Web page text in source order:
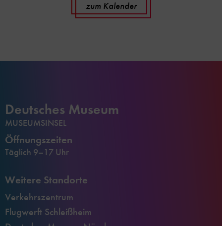
zum Kalender
Deutsches Museum
MUSEUMSINSEL
Öffnungszeiten
Täglich 9–17 Uhr
Weitere Standorte
Verkehrszentrum
Flugwerft Schleißheim